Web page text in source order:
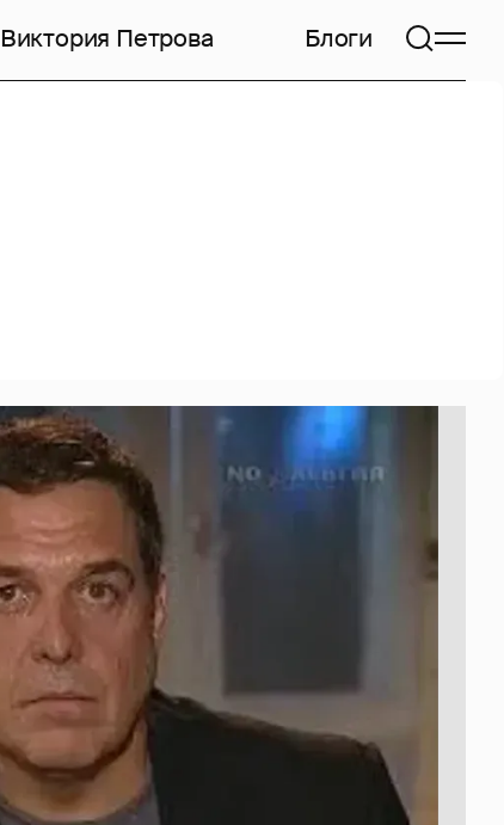
Виктория Петрова Блоги